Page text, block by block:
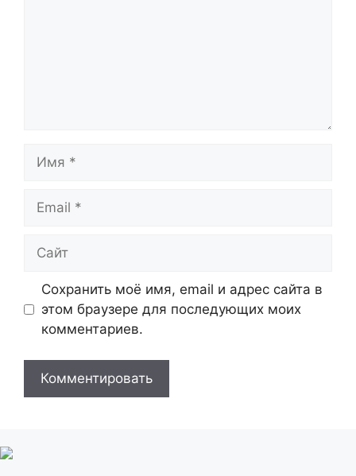
Имя
Email
Сайт
Сохранить моё имя, email и адрес сайта в
этом браузере для последующих моих
комментариев.